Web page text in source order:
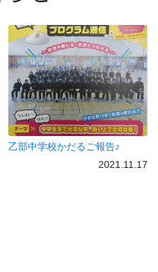
乙部中学校かだるご報告♪
2021.11.17